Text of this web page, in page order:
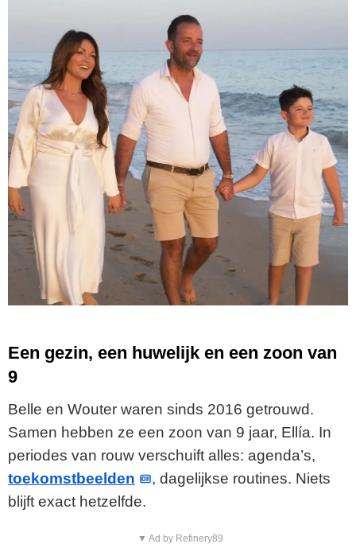
Een gezin, een huwelijk en een zoon van
9
Belle en Wouter waren sinds 2016 getrouwd.
Samen hebben ze een zoon van 9 jaar, Ellía. In
periodes van rouw verschuift alles: agenda’s,
toekomstbeelden
, dagelijkse routines. Niets
blijft exact hetzelfde.
▼ Ad by Refinery89